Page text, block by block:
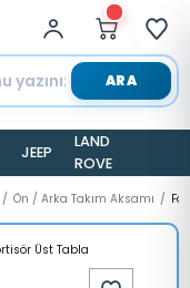
ARA
JEEP
LAND
ROVER
Ön / Arka Takım Aksamı